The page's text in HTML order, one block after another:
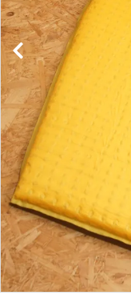
買取案内
レンタル・修理
店舗情報
POLICY
INFORMATION
ACCOUNT MENU
ようこそ ゲスト 様
meeting_room ログイン